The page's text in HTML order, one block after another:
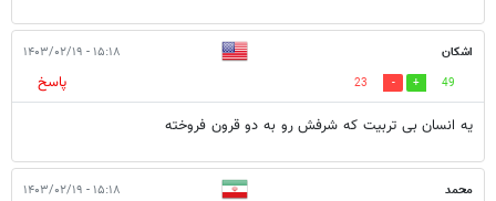
اشکان ۱۵:۱۸ - ۱۴۰۳/۰۲/۱۹
49
23
پاسخ
یه انسان بی تربیت که شرفش رو به دو قرون فروخته
محمد ۱۵:۱۸ - ۱۴۰۳/۰۲/۱۹